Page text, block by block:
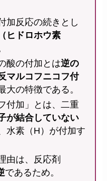
加反応の続きとし
ヒドロホウ素
酸の付加とは逆の
反マルコフニコフ付
大の特徴である。
付加」とは、二重
が結合していない
水素（H）が付加す
由は、反応剤
であるため。